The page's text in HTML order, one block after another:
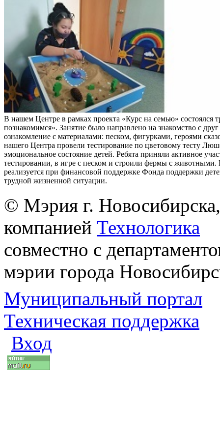
В нашем Центре в рамках проекта «Курс на семью» состоялся
познакомимся». Занятие было направлено на знакомство с
ознакомление с материалами: песком, фигурками, героями
нашего Центра провели тестирование по цветовому тесту
эмоциональное состояние детей. Ребята приняли активное
тестировании, в игре с песком и строили фермы с животными.
реализуется при финансовой поддержке Фонда поддержки
трудной жизненной ситуации.
© Мэрия г.
компанией Технологика
совместно с
мэрии города
Муниципальный портал
Техническая поддержка
Вход